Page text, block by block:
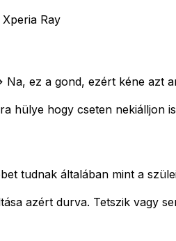
Ray
ez a gond, ezért kéne azt
hülye hogy cseten nekiálljon
tudnak általában mint a
azért durva. Tetszik vagy